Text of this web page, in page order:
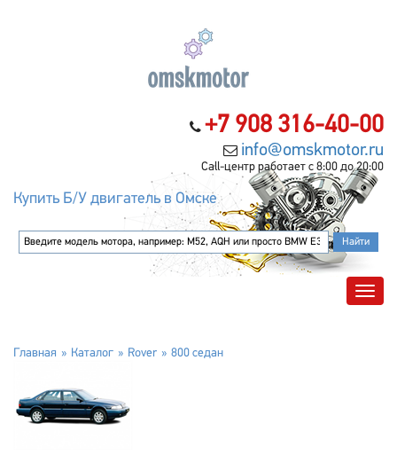
+7 908 316-40-00
info@omskmotor.ru
Call-центр работает с 8:00 до 20:00
Купить Б/У двигатель в Омске
Главная Каталог Rover 800 седан